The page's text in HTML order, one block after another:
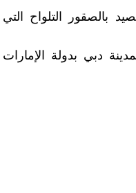
بالصقور التلواح التي
دبي بدولة الإمارات